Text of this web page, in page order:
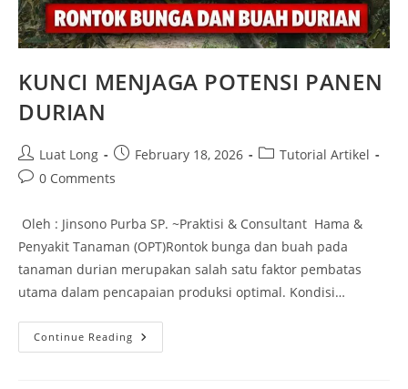
KUNCI MENJAGA POTENSI PANEN
DURIAN
Luat Long February 18, 2026
Tutorial Artikel
0 Comments
Oleh : Jinsono Purba SP. ~Praktisi & Consultant Hama &
Penyakit Tanaman (OPT)Rontok bunga dan buah pada
tanaman durian merupakan salah satu faktor pembatas
utama dalam pencapaian produksi optimal. Kondisi…
Continue Reading